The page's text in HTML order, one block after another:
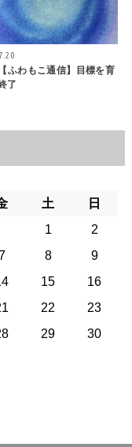
ふわもこ通信】目標を育
了
土
日
1
2
8
9
15
16
22
23
29
30